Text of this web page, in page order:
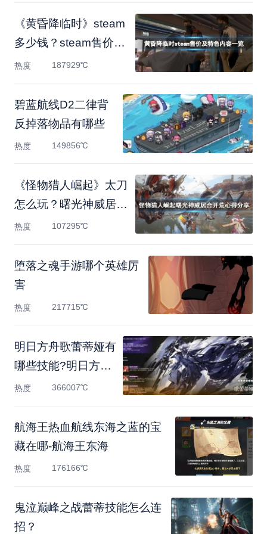
《黄昏降临时》steam
多少钱？steam售价及
特色内容
热度 187929℃
碧蓝航线D2二律背
反掉落物品有哪些
热度 149856℃
《怪物猎人崛起》太刀
怎么玩？曙光神威居合
开
热度 107295℃
堕落之魂手游哪个英雄厉
害
热度 217715℃
明日方舟歌蕾蒂娅有
哪些技能?明日方舟
歌蕾蒂娅
热度 366007℃
航海王热血航线东海之蓝的宝
藏在哪-航海王东海
热度 176166℃
鬼泣巅峰之战蕾蒂技能怎么连
招？